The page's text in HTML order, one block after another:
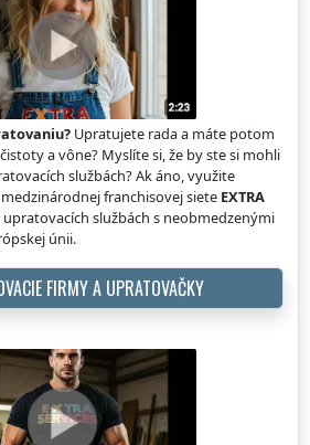
Upratujete rada a máte potom
a vône? Myslíte si, že by ste si mohli
službách? Ak áno, využite
franchisovej siete EXTRA
službách s neobmedzenými
únii.
FIRMY A UPRATOVAČKY